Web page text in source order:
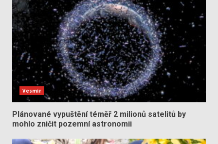
Vesmír
Plánované vypuštění téměř 2 milionů satelitů by
mohlo zničit pozemní astronomii